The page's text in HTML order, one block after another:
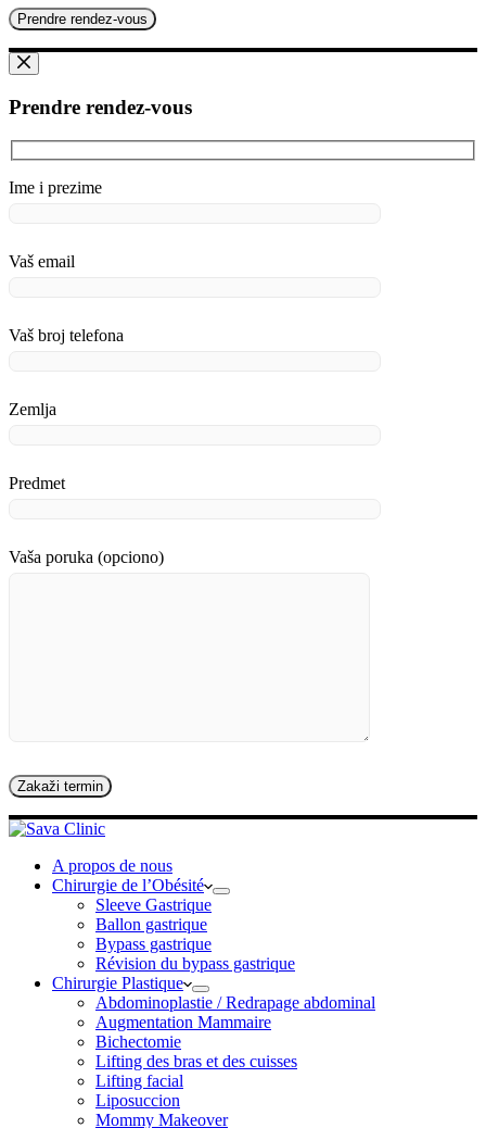
Prendre rendez-vous
Ime i prezime
Vaš email
Vaš broj telefona
Zemlja
Predmet
Vaša poruka (opciono)
A propos de nous
Chirurgie de l’Obésité
Sleeve Gastrique
Ballon gastrique
Bypass gastrique
Révision du bypass gastrique
Chirurgie Plastique
Abdominoplastie / Redrapage abdominal
Augmentation Mammaire
Bichectomie
Lifting des bras et des cuisses
Lifting facial
Liposuccion
Mommy Makeover